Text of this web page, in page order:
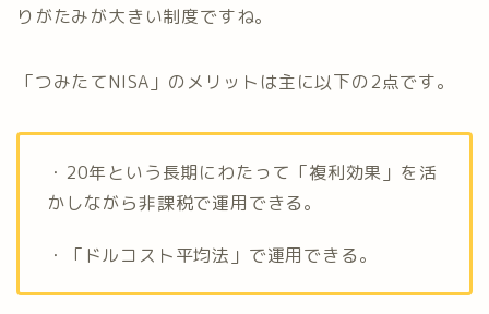
りがたみが大きい制度ですね。
「つみたてNISA」のメリットは主に以下の2点です。
・20年という長期にわたって「複利効果」を活
かしながら非課税で運用できる。
・「ドルコスト平均法」で運用できる。